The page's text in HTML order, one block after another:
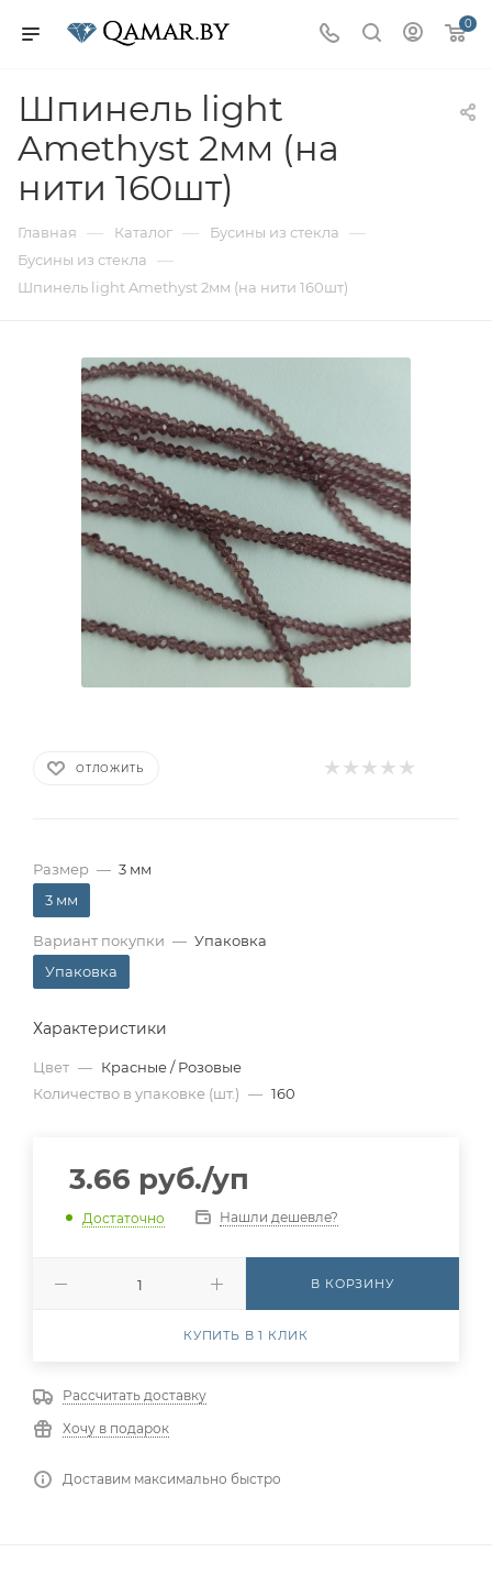
0
Шпинель light
Amethyst 2мм (на
нити 160шт)
Главная — Каталог — Бусины из стекла —
Бусины из стекла —
Шпинель light Amethyst 2мм (на нити 160шт)
ОТЛОЖИТЬ
Размер — 3 мм
3 мм
Вариант покупки — Упаковка
Упаковка
Характеристики
Цвет — Красные / Розовые
Количество в упаковке (шт.) — 160
3.66 руб./уп
Достаточно Нашли дешевле?
В КОРЗИНУ
КУПИТЬ В 1 КЛИК
Рассчитать доставку
Хочу в подарок
Доставим максимально быстро